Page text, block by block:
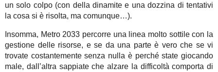
un solo colpo (con della dinamite e una dozzina di tentativi
la cosa si è risolta, ma comunque…).
Insomma, Metro 2033 percorre una linea molto sottile con la
gestione delle risorse, e se da una parte è vero che se vi
trovate costantemente senza nulla è perché state giocando
male, dall’altra sappiate che alzare la difficoltà comporta di